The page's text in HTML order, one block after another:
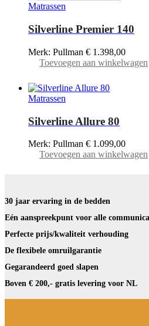
Matrassen
Silverline Premier 140
Merk: Pullman € 1.398,00
Toevoegen aan winkelwagen
Matrassen
Silverline Allure 80
Merk: Pullman € 1.099,00
Toevoegen aan winkelwagen
30 jaar ervaring in de bedden
Eén aanspreekpunt voor alle
Perfecte prijs/kwaliteit verhouding
De flexibele omruilgarantie
Gegarandeerd goed slapen
Boven € 200,- gratis levering voor NL